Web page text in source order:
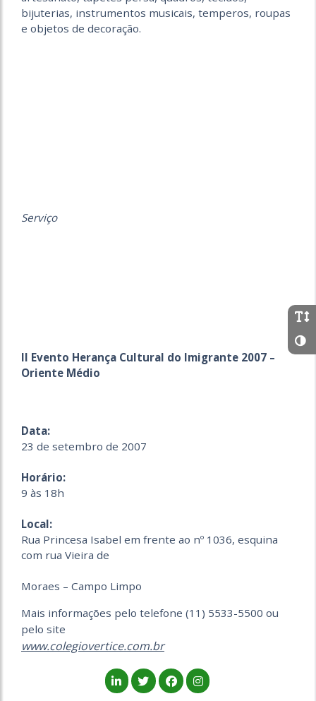
bijuterias, instrumentos musicais, temperos, roupas
e objetos de decoração.
Serviço
II Evento Herança Cultural do Imigrante 2007 –
Oriente Médio
Data:
23 de setembro de 2007
Horário:
9 às 18h
Local:
Rua Princesa Isabel em frente ao nº 1036, esquina
com rua Vieira de
Moraes – Campo Limpo
Mais informações pelo telefone (11) 5533-5500 ou
pelo site
www.colegiovertice.com.br